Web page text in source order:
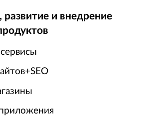
развитие и внедрение